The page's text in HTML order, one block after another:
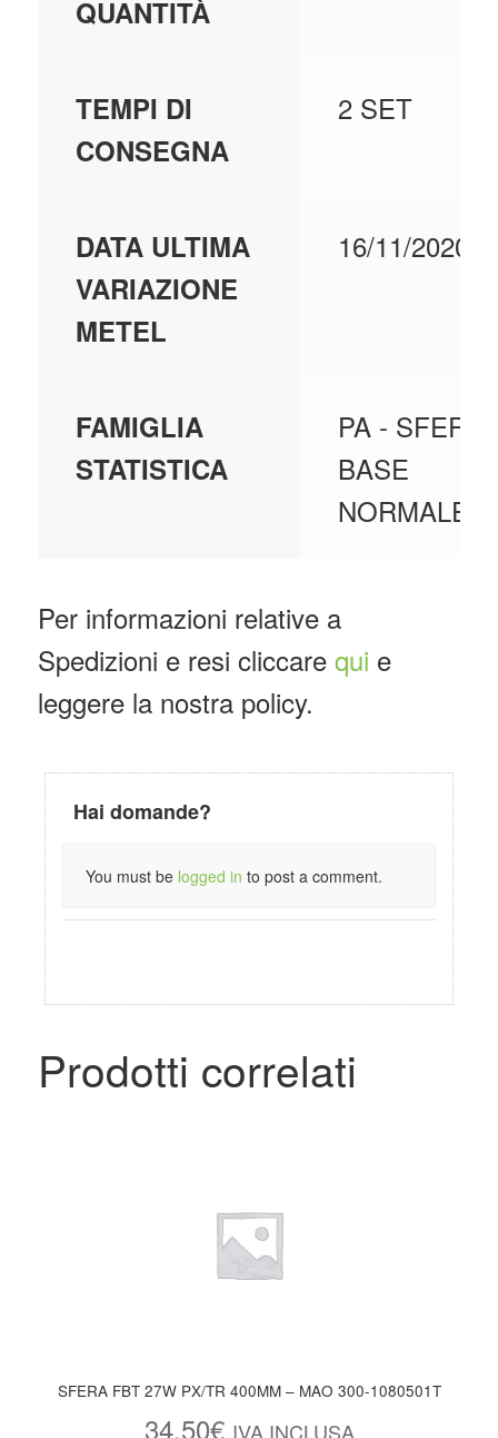
QUANTITÀ
TEMPI DI
CONSEGNA
2 SET
DATA ULTIMA
VARIAZIONE
METEL
16/11/2020
FAMIGLIA
STATISTICA
PA - SFERA
BASE
NORMALE
Per informazioni relative a
Spedizioni e resi cliccare qui e
leggere la nostra policy.
Hai domande?
You must be logged in to post a comment.
Prodotti correlati
SFERA FBT 27W PX/TR 400MM – MAO 300-1080501T
34,50€ IVA INCLUSA